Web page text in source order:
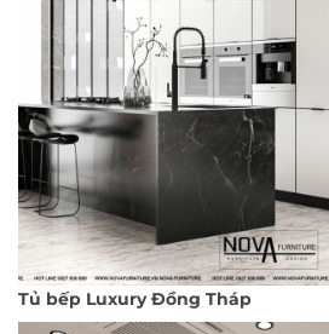
Tủ bếp Luxury Đồng Tháp